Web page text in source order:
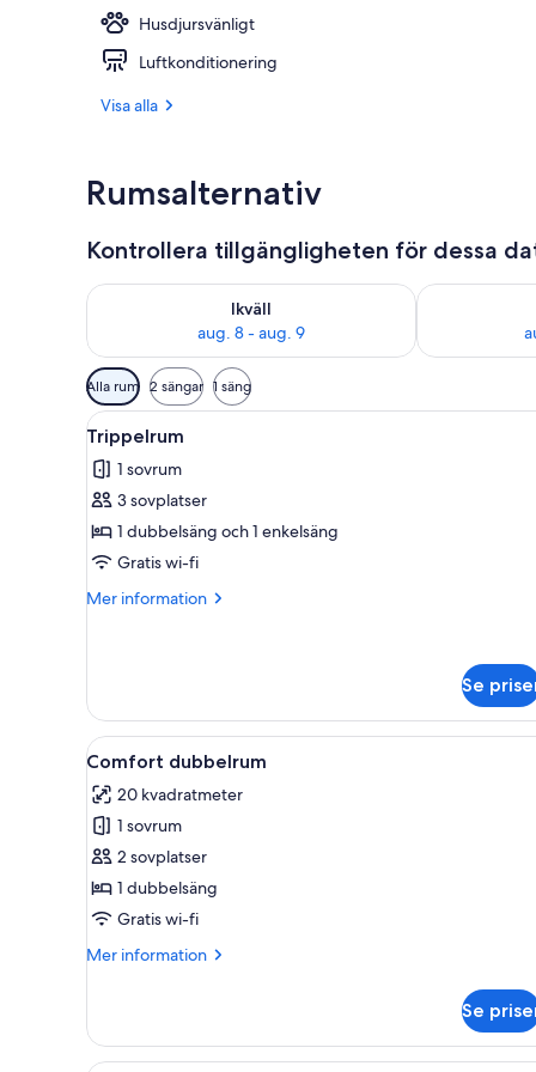
Husdjursvänligt
Luftkonditionering
Visa alla
Rumsalternativ
Kontrollera tillgängligheten för dessa
Ikväll
aug. 8 - aug. 9
Kontrollera tillgängligheten för ikväll aug. 8 - aug. 9
Kontrollera
Tillgängliga
filter
för
rum
Alla rum 2 sängar 1 säng
Öppna
alla
foton
för
Trippelrum
Ett sovrum med en stor
8
Trippelrum
1 sovrum
3 sovplatser
1 dubbelsäng och 1 enkelsäng
Gratis wi-fi
Mer information
Mer
Se
Öppna
alla
foton
för
Comfort
dubbelrum
Ett hotellrum med en säng,
7
Comfort dubbelrum
20 kvadratmeter
1 sovrum
2 sovplatser
1 dubbelsäng
Gratis wi-fi
Mer information
Mer
dubbelrum
Se